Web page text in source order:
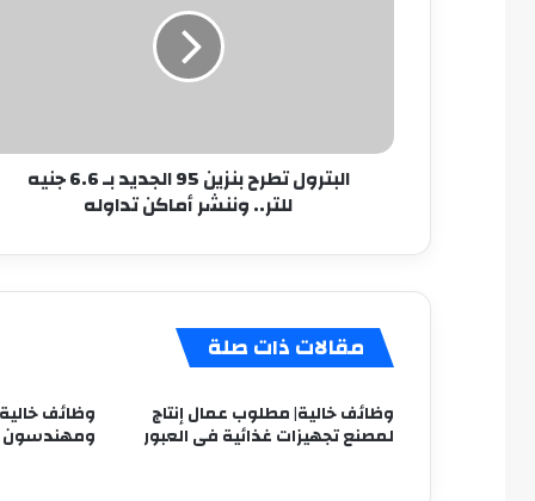
للتر..
البترول تطرح بنزين 95 الجديد بـ 6.6 جنيه
للتر.. وننشر أماكن تداوله
مقالات ذات صلة
وظائف خالية| مطلوب عمال إنتاج
لمصنع تجهيزات غذائية فى العبور
وظائف
ومهندسون